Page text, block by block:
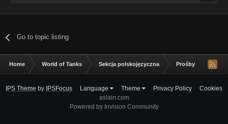
Go to topic listing
Home World of Tanks Sekcja polskojęzyczna Prośby dodania
IPS Theme by IPSFocus Language Theme Privacy Policy
Cookies
aslain.com
Powered by Invision Community